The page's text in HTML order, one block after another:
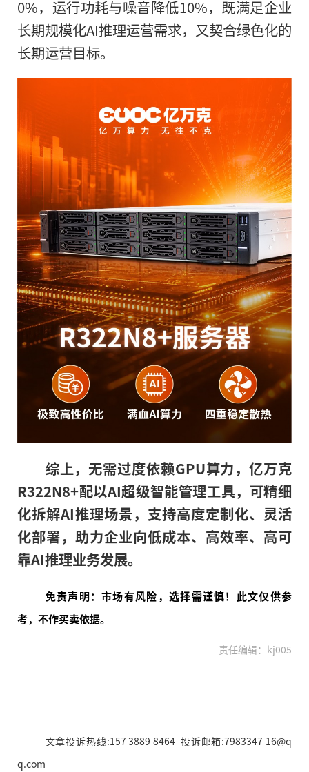
0%，运行功耗与噪音降低10%，既满足企业
长期规模化AI推理运营需求，又契合绿色化的
长期运营目标。
综上， 无需过度依赖GPU算力，亿万克
R322N8+配以AI超级智能管理工具， 可精细
化拆解AI推理场景，支持高度定制化、灵活
化部署，助力企业向低成本、高效率、高可
靠AI推理业务发展。
免责声明：市场有风险，选择需谨慎！此文仅供参
考，不作买卖依据。
责任编辑：kj005
文章投诉热线:157 3889 8464 投诉邮箱:7983347 16@q
q.com